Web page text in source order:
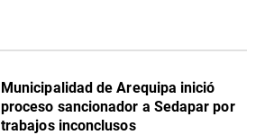
Municipalidad de Arequipa inició
proceso sancionador a Sedapar por
trabajos inconclusos